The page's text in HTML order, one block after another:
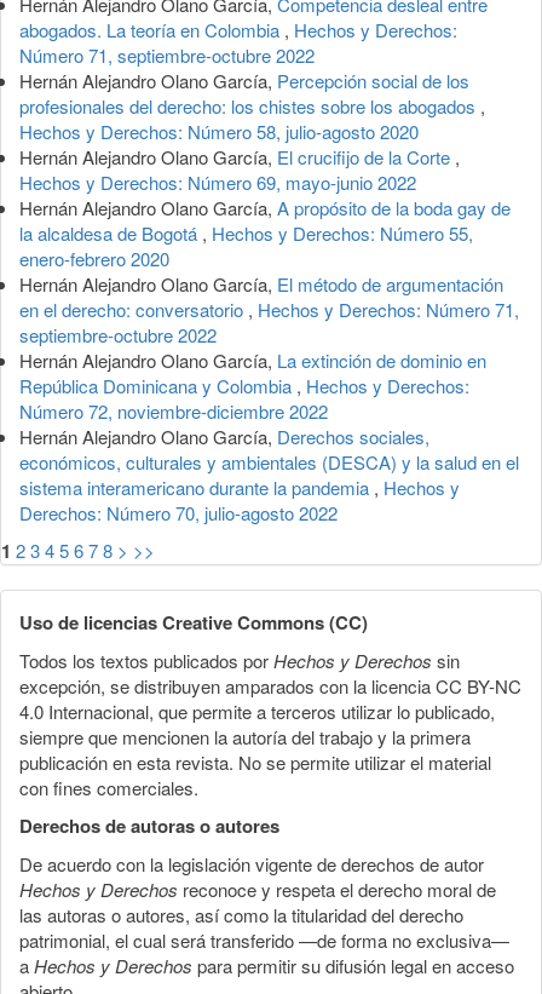
abogados. La teoría en Colombia , Hechos y Derechos:
Número 71, septiembre-octubre 2022
Hernán Alejandro Olano García, Percepción social de los
profesionales del derecho: los chistes sobre los abogados ,
Hechos y Derechos: Número 58, julio-agosto 2020
Hernán Alejandro Olano García, El crucifijo de la Corte ,
Hechos y Derechos: Número 69, mayo-junio 2022
Hernán Alejandro Olano García, A propósito de la boda gay de
la alcaldesa de Bogotá , Hechos y Derechos: Número 55,
enero-febrero 2020
Hernán Alejandro Olano García, El método de argumentación
en el derecho: conversatorio , Hechos y Derechos: Número 71,
septiembre-octubre 2022
Hernán Alejandro Olano García, La extinción de dominio en
República Dominicana y Colombia , Hechos y Derechos:
Número 72, noviembre-diciembre 2022
Hernán Alejandro Olano García, Derechos sociales,
económicos, culturales y ambientales (DESCA) y la salud en el
sistema interamericano durante la pandemia , Hechos y
Derechos: Número 70, julio-agosto 2022
1 2345678 > >>
Uso de licencias Creative Commons (CC)
Todos los textos publicados porHechos y Derechos sin
excepción, se distribuyen amparados con la licencia CC BY-NC
4.0 Internacional, que permite a terceros utilizar lo publicado,
siempre que mencionen la autoría del trabajo y la primera
publicación en esta revista. No se permite utilizar el material
con fines comerciales.
Derechos de autoras o autores
De acuerdo con la legislación vigente de derechos de autor
Hechos y Derechos reconoce y respeta el derecho moral de
las autoras o autores, así como la titularidad del derecho
patrimonial, el cual será transferido —de forma no exclusiva—
aHechos y Derechos para permitir su difusión legal en acceso